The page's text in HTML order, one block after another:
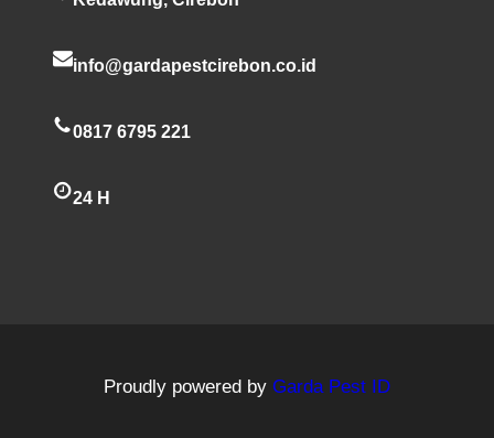
info@gardapestcirebon.co.id
0817 6795 221
24 H
Proudly powered by Garda Pest ID